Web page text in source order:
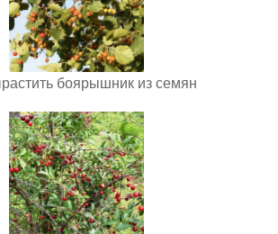
боярышник из семян